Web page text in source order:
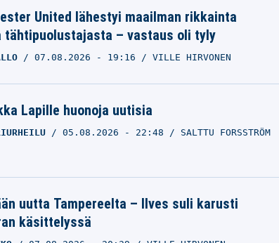
United lähestyi maailman rikkainta
tähtipuolustajasta – vastaus oli tyly
07.08.2026 - 19:16 VILLE HIRVONEN
Lapille huonoja uutisia
05.08.2026 - 22:48 SALTTU FORSSTRÖM
uutta Tampereelta – Ilves suli karusti
käsittelyssä